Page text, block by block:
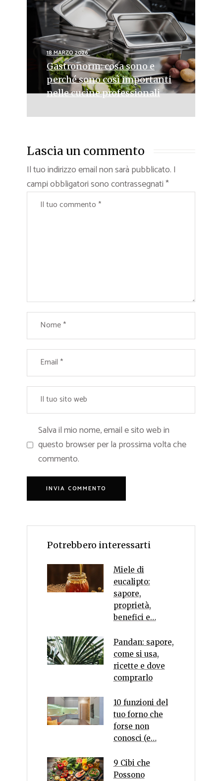
18 MARZO 2026
Gastronorm: cosa sono e
perché sono così importanti
nelle cucine professionali
Lascia un commento
Il tuo indirizzo email non sarà pubblicato. I
campi obbligatori sono contrassegnati*
Salva il mio nome, email e sito web in
questo browser per la prossima volta che
commento.
Potrebbero interessarti
Miele di
eucalipto:
sapore,
proprietà,
benefici e…
Pandan: sapore,
come si usa,
ricette e dove
comprarlo
10 funzioni del
tuo forno che
forse non
conosci (e…
9 Cibi che
Possono